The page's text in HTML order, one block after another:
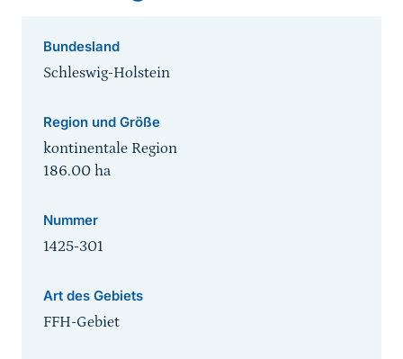
Bundesland
Schleswig-Holstein
Region und Größe
kontinentale Region
186.00 ha
Nummer
1425-301
Art des Gebiets
FFH-Gebiet